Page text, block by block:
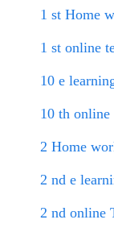
1 st Home
1 st online
10 e
10 th online
2 Home
2 nd e
2 nd online